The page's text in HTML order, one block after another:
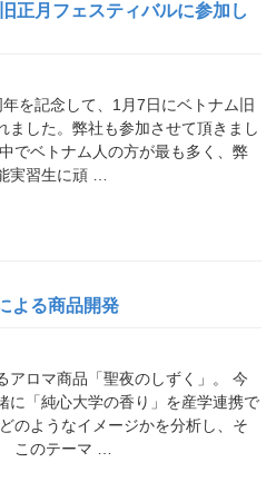
正月フェスティバルに参加し
を記念して、1月7日にベトナム旧
ました。弊社も参加させて頂きまし
でベトナム人の方が最も多く、弊
実習生に頑 …
よる商品開発
アロマ商品「聖夜のしずく」。 今
に「純心大学の香り」を産学連携で
のようなイメージかを分析し、そ
このテーマ …